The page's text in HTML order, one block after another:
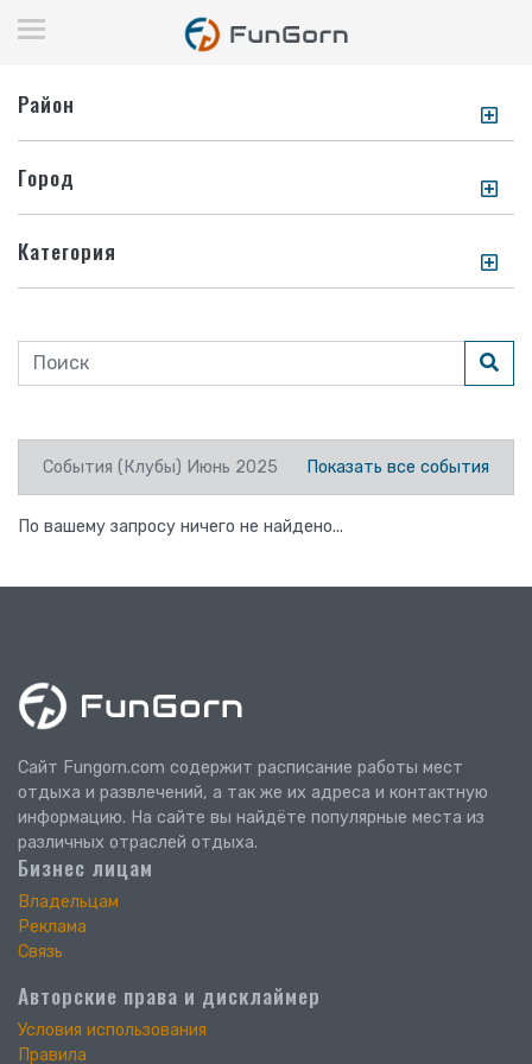
Район
Город
Категория
События (Клубы) Июнь 2025 Показать все события
По вашему запросу ничего не найдено...
Сайт Fungorn.com содержит расписание работы мест
отдыха и развлечений, а так же их адреса и контактную
информацию. На сайте вы найдёте популярные места из
различных отраслей отдыха.
Бизнес лицам
Владельцам
Реклама
Связь
Авторские права и дисклаймер
Условия использования
Правила